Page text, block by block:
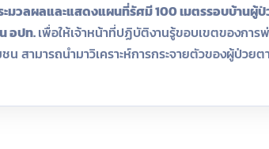
มวลผลและแสดงแผนที่รัศมี 100 เมตรรอบบ้านผู้
อปท.เพื่อให้เจ้าหน้าที่ปฏิบัติงานรู้ขอบเขตของการ
สามารถนำมาวิเคราะห์การกระจายตัวของผู้ป่วย